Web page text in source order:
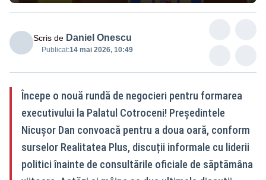
Scris de Daniel Onescu
Publicat:14 mai 2026, 10:49
Începe o nouă rundă de negocieri pentru formarea
executivului la Palatul Cotroceni! Președintele
Nicușor Dan convoacă pentru a doua oară, conform
surselor Realitatea Plus, discuții informale cu liderii
politici înainte de consultările oficiale de săptămâna